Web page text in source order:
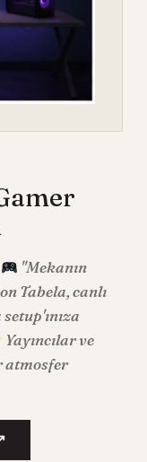
"Mekanın
Tabela, canlı
Yayıncılar ve
atmosfer